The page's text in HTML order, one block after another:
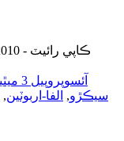
© ڪاپي رائيٽ - 2010-2022: سڀ حق محفوظ آهن.
4 آئسوپروپيل 3 ميٿيل فينول
سيڪڙو, الفا-اربوٽين,